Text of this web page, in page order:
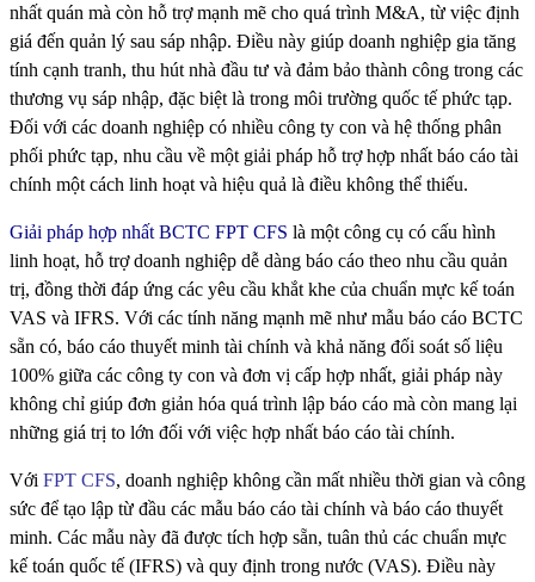
nhất quán mà còn hỗ trợ mạnh mẽ cho quá trình M&A, từ việc định
giá đến quản lý sau sáp nhập. Điều này giúp doanh nghiệp gia tăng
tính cạnh tranh, thu hút nhà đầu tư và đảm bảo thành công trong các
thương vụ sáp nhập, đặc biệt là trong môi trường quốc tế phức tạp.
Đối với các doanh nghiệp có nhiều công ty con và hệ thống phân
phối phức tạp, nhu cầu về một giải pháp hỗ trợ hợp nhất báo cáo tài
chính một cách linh hoạt và hiệu quả là điều không thể thiếu.
Giải pháp hợp nhất BCTC FPT CFS là một công cụ có cấu hình
linh hoạt, hỗ trợ doanh nghiệp dễ dàng báo cáo theo nhu cầu quản
trị, đồng thời đáp ứng các yêu cầu khắt khe của chuẩn mực kế toán
VAS và IFRS. Với các tính năng mạnh mẽ như mẫu báo cáo BCTC
sẵn có, báo cáo thuyết minh tài chính và khả năng đối soát số liệu
100% giữa các công ty con và đơn vị cấp hợp nhất, giải pháp này
không chỉ giúp đơn giản hóa quá trình lập báo cáo mà còn mang lại
những giá trị to lớn đối với việc hợp nhất báo cáo tài chính.
Với FPT CFS, doanh nghiệp không cần mất nhiều thời gian và công
sức để tạo lập từ đầu các mẫu báo cáo tài chính và báo cáo thuyết
minh. Các mẫu này đã được tích hợp sẵn, tuân thủ các chuẩn mực
kế toán quốc tế (IFRS) và quy định trong nước (VAS). Điều này